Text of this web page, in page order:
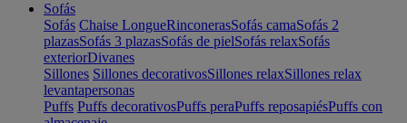
Sofás
Sofás Chaise LongueRinconerasSofás camaSofás 2
plazasSofás 3 plazasSofás de pielSofás relaxSofás
exteriorDivanes
Sillones Sillones decorativosSillones relaxSillones relax
levantapersonas
Puffs Puffs decorativosPuffs peraPuffs reposapiésPuffs con